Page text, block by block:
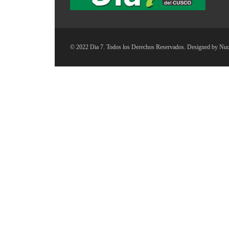
© 2022 Dia 7. Todos los Derechos Reservados. Designed by